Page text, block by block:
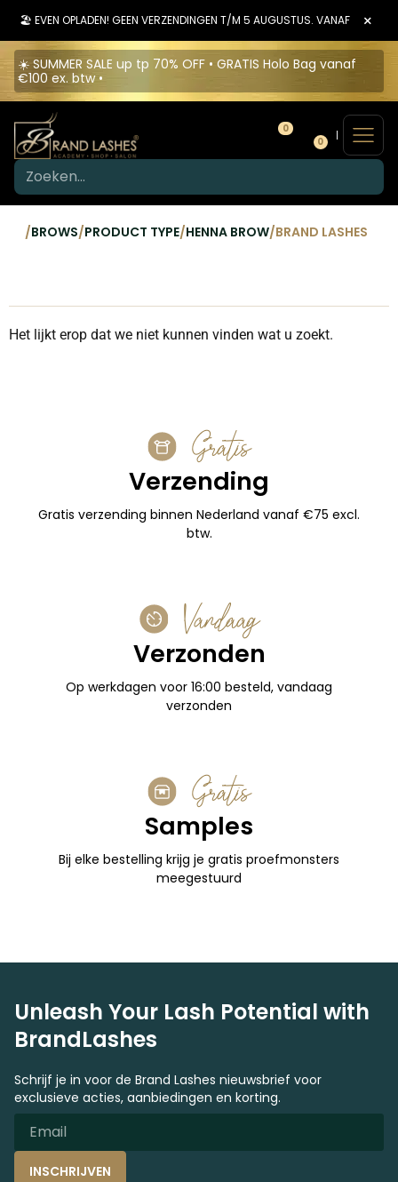
🏖️ EVEN OPLADEN! GEEN VERZENDINGEN T/M 5 AUGUSTUS. VANAF 6 ×
☀️ SUMMER SALE up tp 70% OFF • GRATIS Holo Bag vanaf
€100 ex. btw •
0
0
/BROWS/PRODUCT TYPE/HENNA BROW/BRAND LASHES
Het lijkt erop dat we niet kunnen vinden wat u zoekt.
Gratis
Verzending
Gratis verzending binnen Nederland vanaf €75 excl.
btw.
Vandaag
Verzonden
Op werkdagen voor 16:00 besteld, vandaag
verzonden
Gratis
Samples
Bij elke bestelling krijg je gratis proefmonsters
meegestuurd
Unleash Your Lash Potential with
BrandLashes
Schrijf je in voor de Brand Lashes nieuwsbrief voor
exclusieve acties, aanbiedingen en korting.
INSCHRIJVEN